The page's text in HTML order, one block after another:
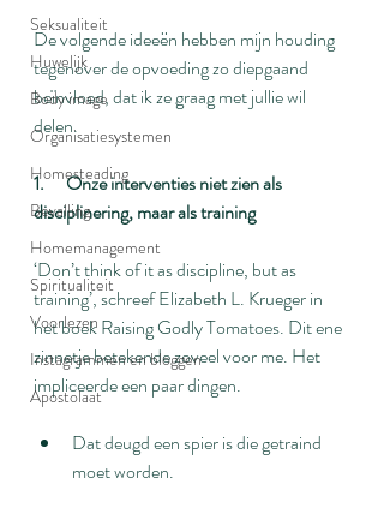
Seksualiteit
Huwelijk
Body image
Organisatiesystemen
Homesteading
Bevalling
Homemanagement
Spiritualiteit
Voorlezen
Instagrammen en bloggen
Apostolaat
De volgende ideeën hebben mijn houding
tegenover de opvoeding zo diepgaand
beïnvloed, dat ik ze graag met jullie wil
delen.
1.      Onze interventies niet zien als
disciplinering, maar als training
‘Don’t think of it as discipline, but as
training’, schreef Elizabeth L. Krueger in
het boek Raising Godly Tomatoes. Dit ene
zinnetje betekende zoveel voor me. Het
impliceerde een paar dingen.
Dat deugd een spier is die getraind
moet worden.